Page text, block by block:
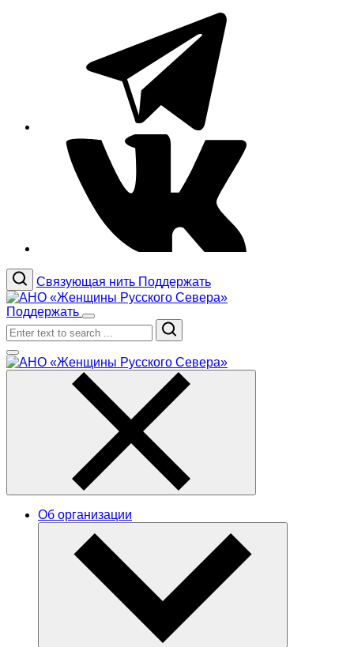
Связующая нить Поддержать
Поддержать
Search
Об организации